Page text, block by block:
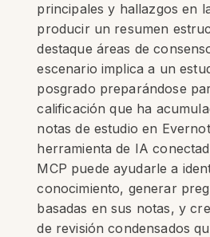
principales y hallazgos en
producir un resumen
destaque áreas de
escenario implica a un
posgrado preparándose
calificación que ha
notas de estudio en
herramienta de IA
MCP puede ayudarle a
conocimiento, generar
basadas en sus notas, y
de revisión condensados